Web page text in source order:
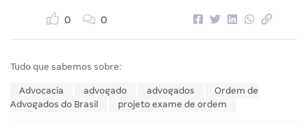
0 0
Tudo que sabemos sobre:
Advocacia advogado advogados
Ordem de
Advogados do Brasil
projeto exame de ordem